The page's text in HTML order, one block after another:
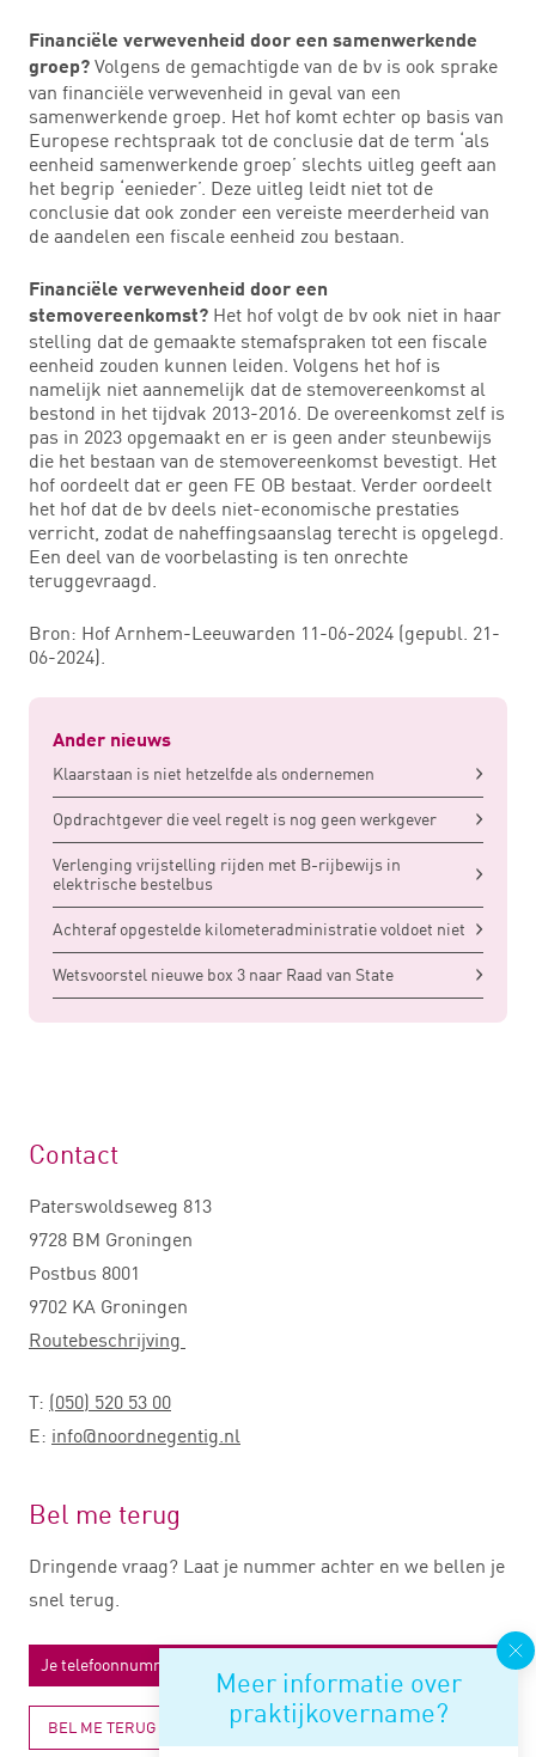
Financiële verwevenheid door een samenwerkende
groep? Volgens de gemachtigde van de bv is ook sprake
van financiële verwevenheid in geval van een
samenwerkende groep. Het hof komt echter op basis van
Europese rechtspraak tot de conclusie dat de term ‘als
eenheid samenwerkende groep’ slechts uitleg geeft aan
het begrip ‘eenieder’. Deze uitleg leidt niet tot de
conclusie dat ook zonder een vereiste meerderheid van
de aandelen een fiscale eenheid zou bestaan.
Financiële verwevenheid door een
stemovereenkomst? Het hof volgt de bv ook niet in haar
stelling dat de gemaakte stemafspraken tot een fiscale
eenheid zouden kunnen leiden. Volgens het hof is
namelijk niet aannemelijk dat de stemovereenkomst al
bestond in het tijdvak 2013-2016. De overeenkomst zelf is
pas in 2023 opgemaakt en er is geen ander steunbewijs
die het bestaan van de stemovereenkomst bevestigt. Het
hof oordeelt dat er geen FE OB bestaat. Verder oordeelt
het hof dat de bv deels niet-economische prestaties
verricht, zodat de naheffingsaanslag terecht is opgelegd.
Een deel van de voorbelasting is ten onrechte
teruggevraagd.
Bron: Hof Arnhem-Leeuwarden 11-06-2024 (gepubl. 21-
06-2024).
Ander nieuws
Klaarstaan is niet hetzelfde als ondernemen
Opdrachtgever die veel regelt is nog geen werkgever
Verlenging vrijstelling rijden met B-rijbewijs in
elektrische bestelbus
Achteraf opgestelde kilometeradministratie voldoet niet
Wetsvoorstel nieuwe box 3 naar Raad van State
Meer informatie over
praktijkovername?
Contact
Paterswoldseweg 813
9728 BM Groningen
Postbus 8001
9702 KA Groningen
Routebeschrijving
T: (050) 520 53 00
E: info@noordnegentig.nl
Bel me terug
Dringende vraag? Laat je nummer achter en we bellen je
snel terug.
BEL ME TERUG